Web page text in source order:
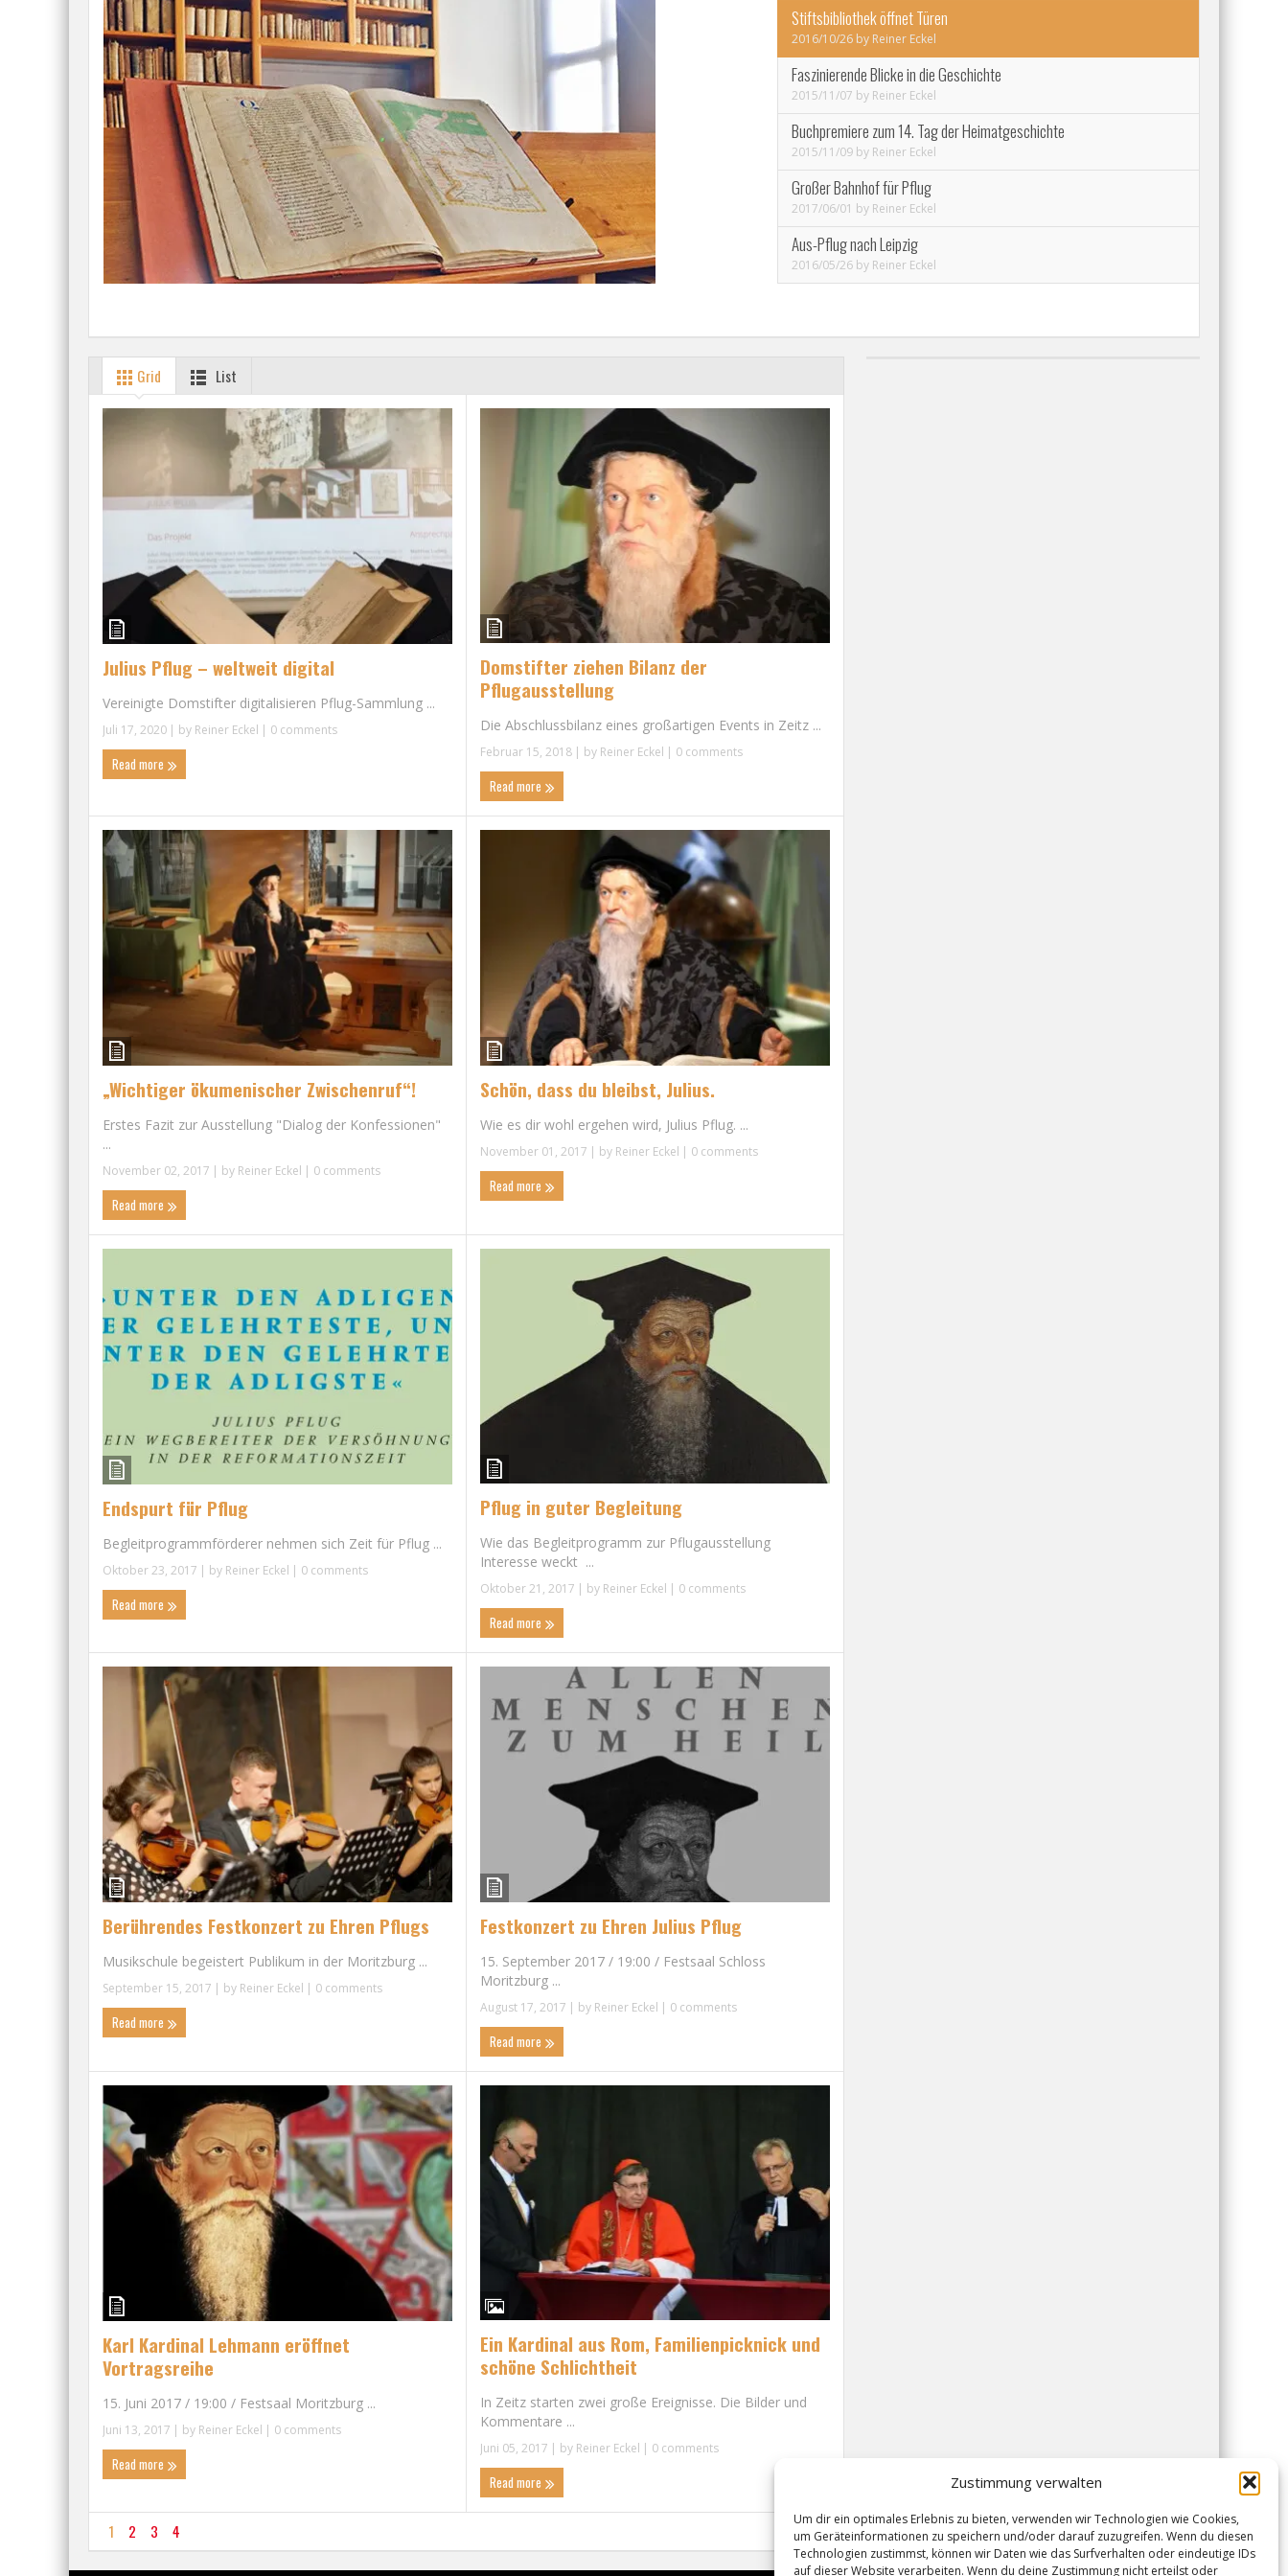
Zustimmung verwalten
Um dir ein optimales Erlebnis zu bieten, verwenden wir Technologien wie Cookies,
um Geräteinformationen zu speichern und/oder darauf zuzugreifen. Wenn du diesen
Technologien zustimmst, können wir Daten wie das Surfverhalten oder eindeutige IDs
auf dieser Website verarbeiten. Wenn du deine Zustimmung nicht erteilst oder
Stiftsbibliothek öffnet Türen
2016/10/26 by Reiner Eckel
Faszinierende Blicke in die Geschichte
2015/11/07 by Reiner Eckel
Buchpremiere zum 14. Tag der Heimatgeschichte
2015/11/09 by Reiner Eckel
Großer Bahnhof für Pflug
2017/06/01 by Reiner Eckel
Aus-Pflug nach Leipzig
2016/05/26 by Reiner Eckel
Grid List
Julius Pflug – weltweit digital
Vereinigte Domstifter digitalisieren Pflug-Sammlung ...
Juli 17, 2020 | by Reiner Eckel | 0 comments
Read more
Domstifter ziehen Bilanz der
Pflugausstellung
Die Abschlussbilanz eines großartigen Events in Zeitz ...
Februar 15, 2018 | by Reiner Eckel | 0 comments
Read more
„Wichtiger ökumenischer Zwischenruf“!
Erstes Fazit zur Ausstellung "Dialog der Konfessionen"
...
November 02, 2017 | by Reiner Eckel | 0 comments
Read more
Schön, dass du bleibst, Julius.
Wie es dir wohl ergehen wird, Julius Pflug. ...
November 01, 2017 | by Reiner Eckel | 0 comments
Read more
Endspurt für Pflug
Begleitprogrammförderer nehmen sich Zeit für Pflug ...
Oktober 23, 2017 | by Reiner Eckel | 0 comments
Read more
Pflug in guter Begleitung
Wie das Begleitprogramm zur Pflugausstellung
Interesse weckt ...
Oktober 21, 2017 | by Reiner Eckel | 0 comments
Read more
Berührendes Festkonzert zu Ehren Pflugs
Musikschule begeistert Publikum in der Moritzburg ...
September 15, 2017 | by Reiner Eckel | 0 comments
Read more
Festkonzert zu Ehren Julius Pflug
15. September 2017 / 19:00 / Festsaal Schloss
Moritzburg ...
August 17, 2017 | by Reiner Eckel | 0 comments
Read more
Karl Kardinal Lehmann eröffnet
Vortragsreihe
15. Juni 2017 / 19:00 / Festsaal Moritzburg ...
Juni 13, 2017 | by Reiner Eckel | 0 comments
Read more
Ein Kardinal aus Rom, Familienpicknick und
schöne Schlichtheit
In Zeitz starten zwei große Ereignisse. Die Bilder und
Kommentare ...
Juni 05, 2017 | by Reiner Eckel | 0 comments
Read more
1 2 3 4